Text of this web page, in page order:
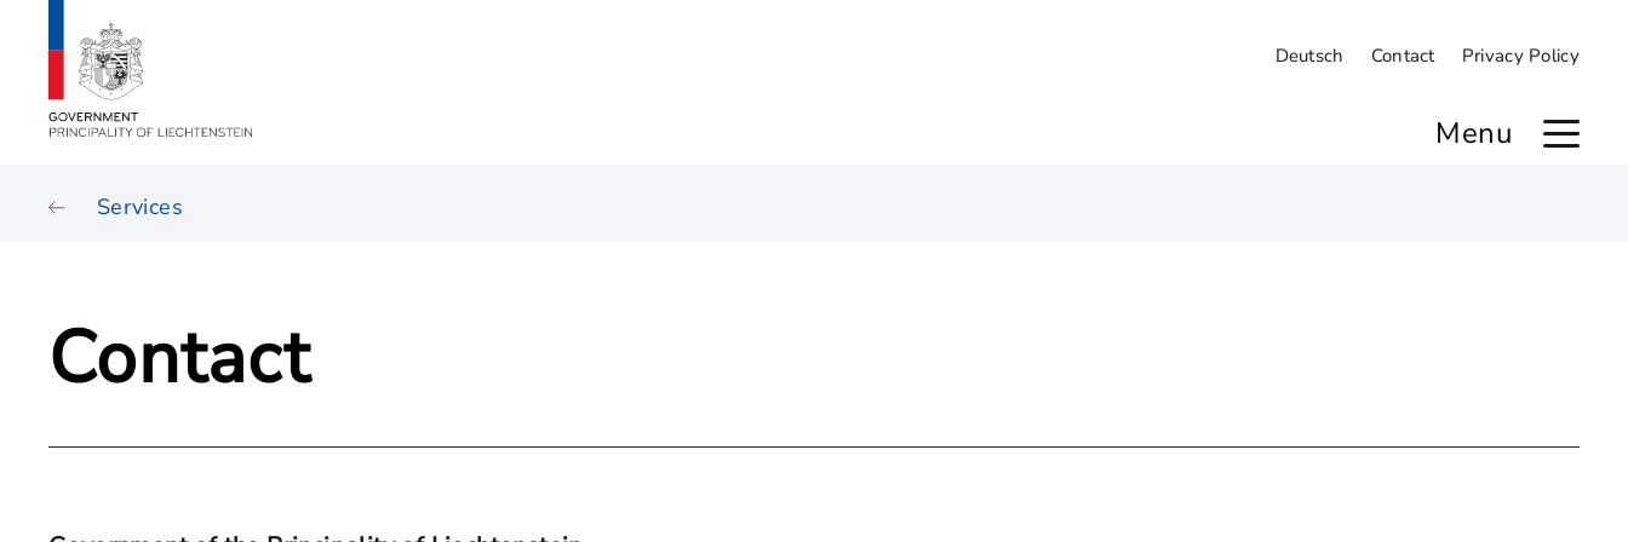
Deutsch Contact Privacy Policy
Menu
Services
Contact